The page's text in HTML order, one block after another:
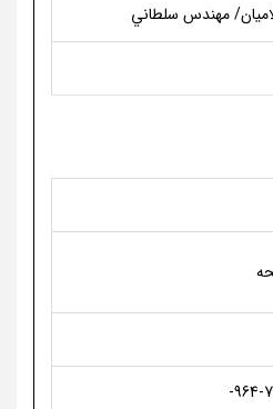
مهندس سلطاني
964-